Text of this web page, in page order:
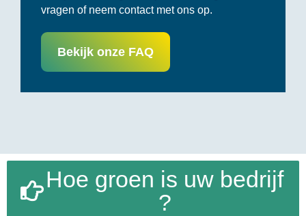
vragen of neem contact met ons op.
Bekijk onze FAQ
Hoe groen is uw bedrijf
?